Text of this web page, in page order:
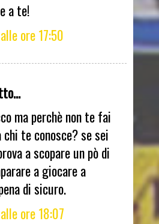
a te!
ore 17:50
ma perchè non te fai
te conosce? se sei
a scopare un pò di
a giocare a
di sicuro.
ore 18:07